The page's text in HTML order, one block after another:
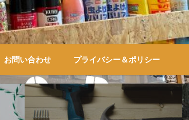
お問い合わせ プライバシー＆ポリシー